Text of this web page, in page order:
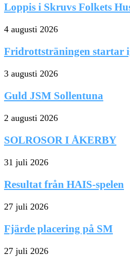
Loppis i Skruvs Folkets
4 augusti 2026
Fridrottsträningen startar
3 augusti 2026
Guld JSM Sollentuna
2 augusti 2026
SOLROSOR I ÅKERBY
31 juli 2026
Resultat från HAIS-spelen
27 juli 2026
Fjärde placering på SM
27 juli 2026